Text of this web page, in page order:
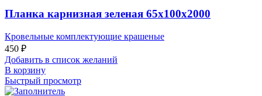
Планка карнизная зеленая 65х100х2000
Кровельные комплектующие крашеные
450 ₽
Добавить в список желаний
В корзину
Быстрый просмотр